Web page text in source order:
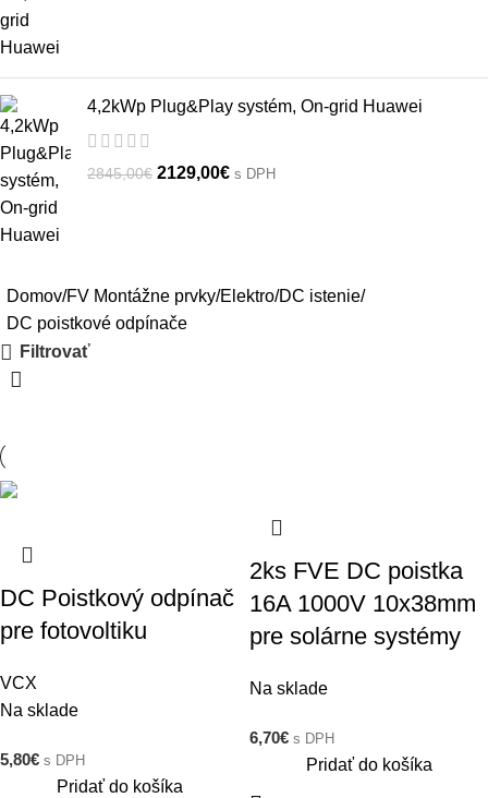
4,2kWp Plug&Play systém, On-grid Huawei
2845,00€ 2129,00€ s DPH
Domov FV Montážne prvky Elektro DC istenie
DC poistkové odpínače
Filtrovať
DC Poistkový odpínač
pre fotovoltiku
VCX
Na sklade
5,80€ s DPH
Pridať do košíka
2ks FVE DC poistka
16A 1000V 10x38mm
pre solárne systémy
Na sklade
6,70€ s DPH
Pridať do košíka